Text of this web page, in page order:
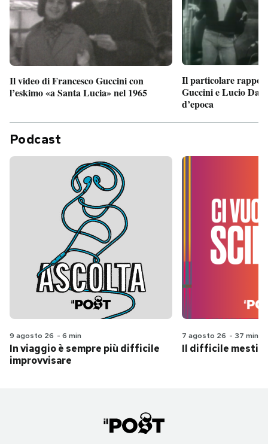
Il video di Francesco Guccini con
l’eskimo «a Santa Lucia» nel 1965
Il particolare
Guccini e Lucio
d’epoca
Podcast
9 agosto 26 - 6 min
In viaggio è sempre più difficile
improvvisare
7 agosto 26 - 37 min
Il difficile